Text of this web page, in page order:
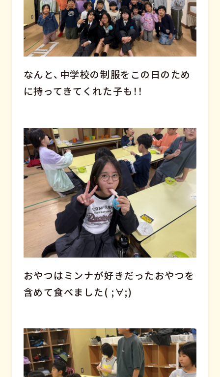
なんと、中学校の制服をこの日のため
に持ってきてくれた子も！！
おやつはミンナが好きだったおやつを
含めて食べました( ;∀;)